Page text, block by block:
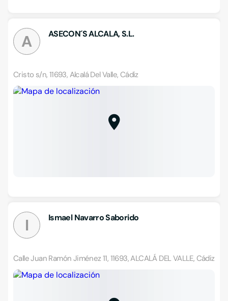
A ASECON´S ALCALA, S.L.
Cristo s/n, 11693, Alcalá Del Valle, Cádiz
I Ismael Navarro Saborido
Calle Juan Ramón Jiménez 11, 11693, ALCALÁ DEL VALLE, Cádiz